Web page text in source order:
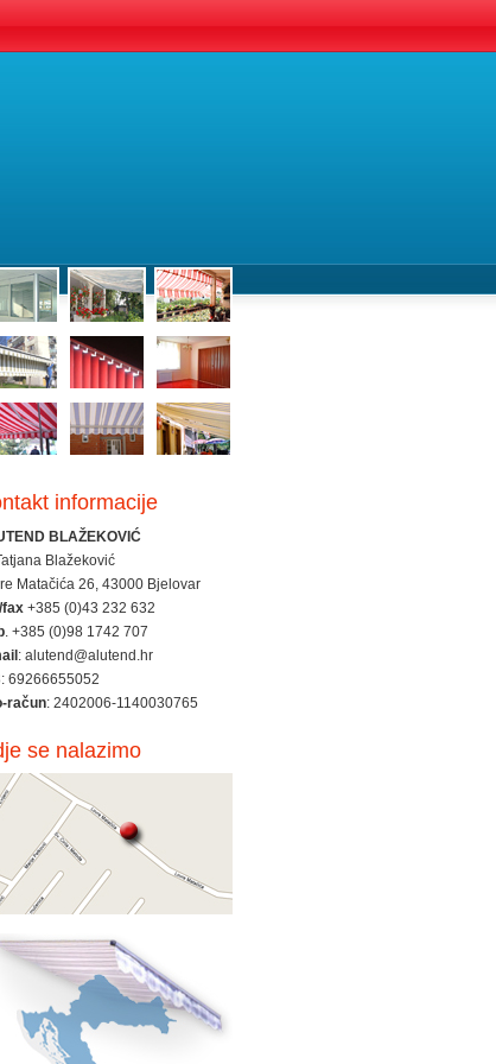
informacije
BLAŽEKOVIĆ
Blažeković
Matačića 26, 43000 Bjelovar
fax +385 (0)43 232 632
. +385 (0)98 1742 707
: alutend@alutend.hr
: 69266655052
račun: 2402006-1140030765
se nalazimo